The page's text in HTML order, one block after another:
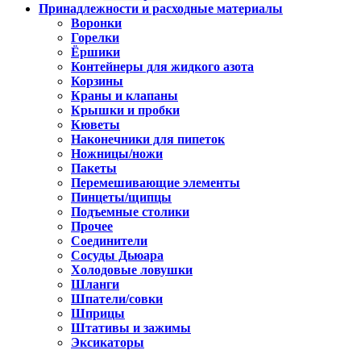
Принадлежности и расходные материалы
Воронки
Горелки
Ёршики
Контейнеры для жидкого азота
Корзины
Краны и клапаны
Крышки и пробки
Кюветы
Наконечники для пипеток
Ножницы/ножи
Пакеты
Перемешивающие элементы
Пинцеты/щипцы
Подъемные столики
Прочее
Соединители
Сосуды Дьюара
Холодовые ловушки
Шланги
Шпатели/совки
Шприцы
Штативы и зажимы
Эксикаторы